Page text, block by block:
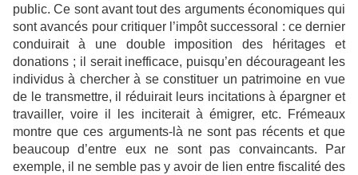
public. Ce sont avant tout des arguments économiques qui
sont avancés pour critiquer l’impôt successoral : ce dernier
conduirait à une double imposition des héritages et
donations ; il serait inefficace, puisqu’en décourageant les
individus à chercher à se constituer un patrimoine en vue
de le transmettre, il réduirait leurs incitations à épargner et
travailler, voire il les inciterait à émigrer, etc. Frémeaux
montre que ces arguments-là ne sont pas récents et que
beaucoup d’entre eux ne sont pas convaincants. Par
exemple, il ne semble pas y avoir de lien entre fiscalité des